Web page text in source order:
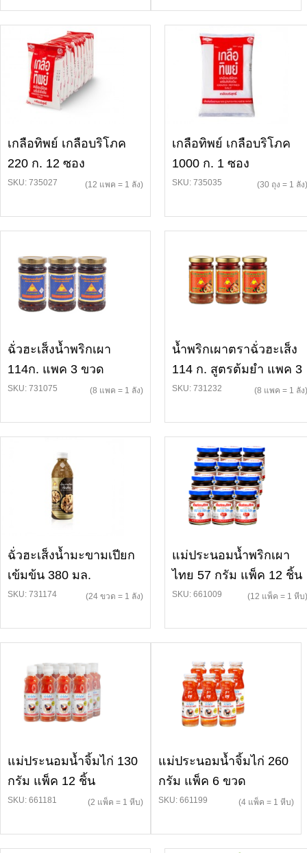
เกลือทิพย์ เกลือบริโภค
220 ก. 12 ซอง
SKU: 735027 (12 แพค = 1 ลัง)
เกลือทิพย์ เกลือบริโภค
1000 ก. 1 ซอง
SKU: 735035 (30 ถุง = 1 ลัง)
ฉั่วฮะเส็งน้ำพริกเผา
114ก. แพค 3 ขวด
SKU: 731075 (8 แพค = 1 ลัง)
น้ำพริกเผาตราฉั่วฮะเส็ง
114 ก. สูตรต้มยำ แพค 3
SKU: 731232 (8 แพค = 1 ลัง)
ฉั่วฮะเส็งน้ำมะขามเปียก
เข้มข้น 380 มล.
SKU: 731174 (24 ขวด = 1 ลัง)
แม่ประนอมน้ำพริกเผา
ไทย 57 กรัม แพ็ค 12 ชิ้น
SKU: 661009 (12 แพ็ค = 1 หีบ)
แม่ประนอมน้ำจิ้มไก่ 130
กรัม แพ็ค 12 ชิ้น
SKU: 661181 (2 แพ็ค = 1 หีบ)
แม่ประนอมน้ำจิ้มไก่ 260
กรัม แพ็ค 6 ขวด
SKU: 661199 (4 แพ็ค = 1 หีบ)